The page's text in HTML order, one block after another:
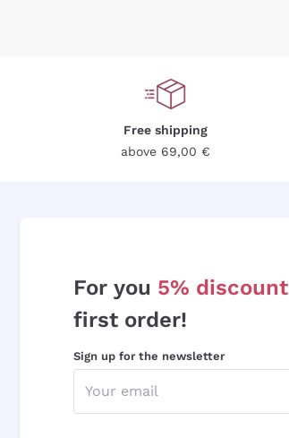
Free shipping
above 69,00 €
For you 5% discount
first order!
Sign up for the newsletter